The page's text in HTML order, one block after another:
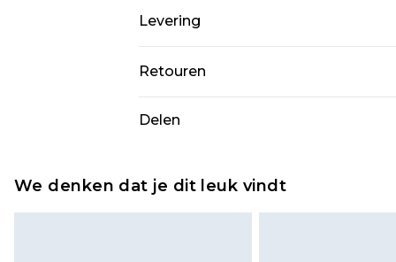
Levering
Standaardlevering Nederland
Expressdienst Nederland
Retouren
wordt gebracht op uw
Delen
We denken dat je dit leuk vindt